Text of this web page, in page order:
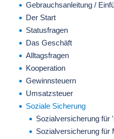
Gebrauchsanleitung /
Der Start
Statusfragen
Das Geschäft
Alltagsfragen
Kooperation
Gewinnsteuern
Umsatzsteuer
Soziale Sicherung
Sozialversicherung für
Sozialversicherung für